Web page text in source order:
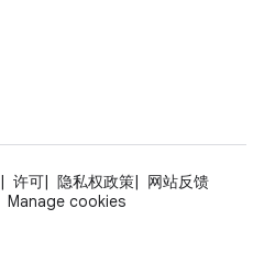
许可 隐私权政策
网站反馈
Manage cookies